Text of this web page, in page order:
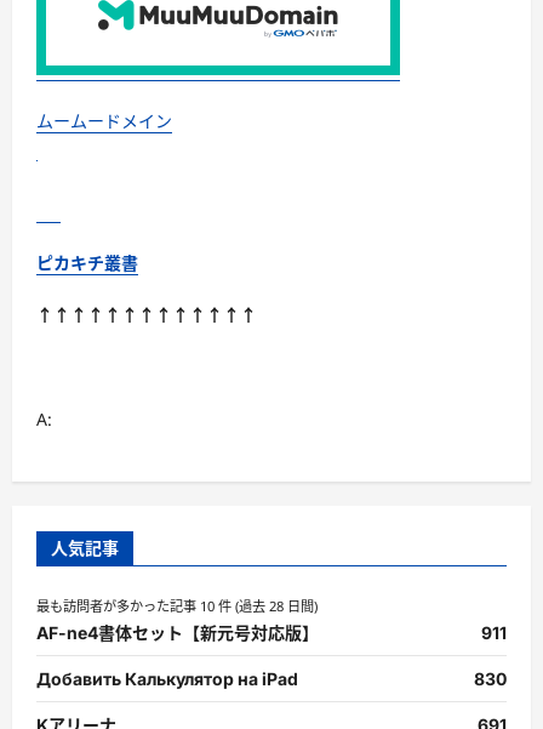
い
て
ら
に
ムームードメイン
ピカキチ叢書
↑↑↑↑↑↑↑↑↑↑↑↑↑
A:
人気記事
最も訪問者が多かった記事 10 件 (過去 28 日間)
AF-ne4書体セット【新元号対応版】 911
Добавить Калькулятор на iPad 830
Kアリーナ 691